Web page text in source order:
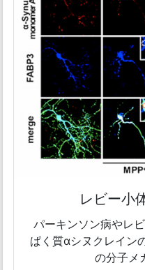
レビー小
パーキンソン病やレ
ぱく質αシヌクレイン
の分子メ